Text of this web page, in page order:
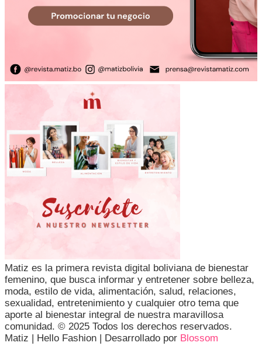
Matiz es la primera revista digital boliviana de bienestar
femenino, que busca informar y entretener sobre belleza,
moda, estilo de vida, alimentación, salud, relaciones,
sexualidad, entretenimiento y cualquier otro tema que
aporte al bienestar integral de nuestra maravillosa
comunidad. © 2025 Todos los derechos reservados.
Matiz | Hello Fashion | Desarrollado por Blossom